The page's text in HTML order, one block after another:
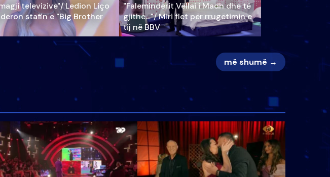
televizive"/ Ledion Liço
stafin e "Big Brother
"Faleminderit Vëllai i Madh dhe të
gjithë…"/ Miri flet për rrugëtimin e
tij në BBV
më shumë →